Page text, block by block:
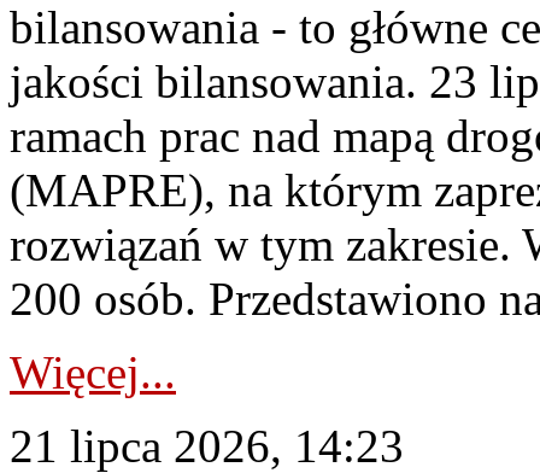
bilansowania - to główne
jakości bilansowania. 23
ramach prac nad mapą
(MAPRE), na którym
rozwiązań w tym zakresie.
200 osób. Przedstawiono
Więcej...
21 lipca 2026, 14:23